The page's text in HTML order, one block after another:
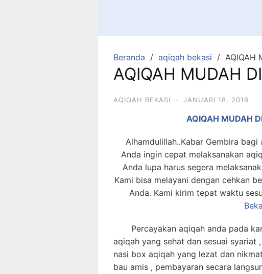
Beranda aqiqah bekasi AQIQAH
AQIQAH MUDAH
AQIQAH BEKASI · JANUARI 18, 2016
AQIQAH MUDAH
Alhamdulillah..Kabar Gembira
Anda ingin cepat melaksanakan
Anda lupa harus segera
Kami bisa melayani dengan cehkan
Anda. Kami kirim tepat waktu
Percayakan aqiqah anda pada
aqiqah yang sehat dan sesuai syariat
nasi box aqiqah yang lezat dan
bau amis , pembayaran secara